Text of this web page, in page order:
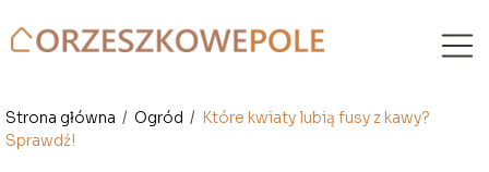
Strona główna / Ogród / Które kwiaty lubią fusy z kawy?
Sprawdź!